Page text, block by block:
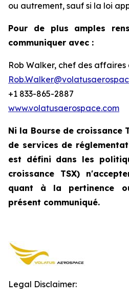
ou autrement, sauf si la loi
Pour de plus amples
communiquer avec :
Rob Walker, chef des affaires
+1 833-865-2887
www.volatusaerospace.com
Ni la Bourse de croissance
de services de
est défini dans les
croissance TSX)
quant à la pertinence
présent communiqué.
Legal Disclaimer: